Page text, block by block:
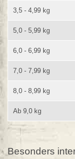
3,5 - 4,99 kg
5,0 - 5,99 kg
6,0 - 6,99 kg
7,0 - 7,99 kg
8,0 - 8,99 kg
Ab 9,0 kg
Besonders